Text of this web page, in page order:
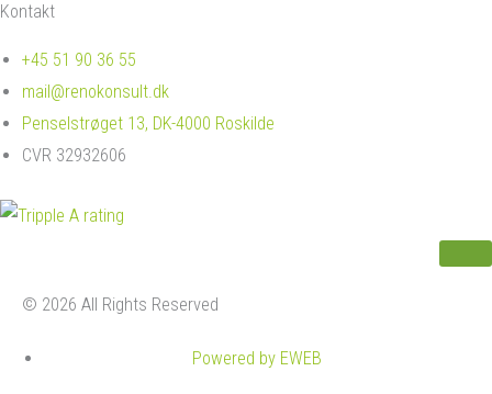
Kontakt
+45 51 90 36 55
mail@renokonsult.dk
Penselstrøget 13, DK-4000 Roskilde
CVR 32932606
© 2026 All Rights Reserved
Powered by EWEB